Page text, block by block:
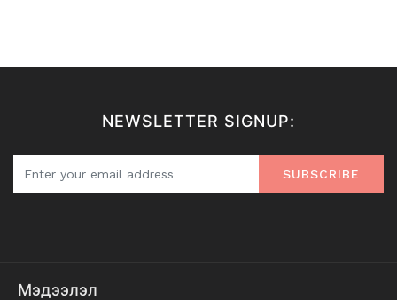
NEWSLETTER SIGNUP:
SUBSCRIBE
Мэдээлэл